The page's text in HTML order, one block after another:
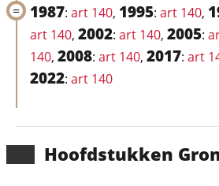
Hoofd­stukken
1987: art 140, 1995: art 140,
art 140, 2002: art 140, 2005:
140, 2008: art 140, 2017: art
2022: art 140